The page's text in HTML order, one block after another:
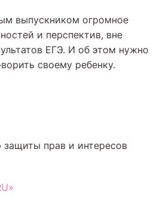
выпускником огромное
и перспектив, вне
ЕГЭ. И об этом нужно
своему ребенку.
прав и интересов